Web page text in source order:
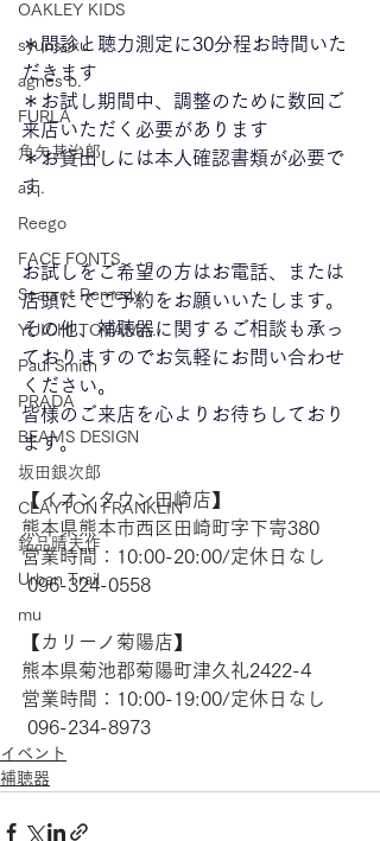
OAKLEY KIDS
syunsoku
agnes b.
FURLA
角矢甚治郎
a.q.
Reego
FACE FONTS
Seacret Remedy
YUICHI TOYAMA.
Paul Smith
PRADA
BEAMS DESIGN
坂田銀次郎
CLAYTON FRANKLIN
銘品晴夫作
Urban Trail
mu
＊問診と聴力測定に30分程お時間いた
だきます
＊お試し期間中、調整のために数回ご
来店いただく必要があります
＊お貸出しには本人確認書類が必要で
す
お試しをご希望の方はお電話、または
店頭にてご予約をお願いいたします。
その他、補聴器に関するご相談も承っ
ておりますのでお気軽にお問い合わせ
ください。
皆様のご来店を心よりお待ちしており
ます。
【​イオンタウン田崎店】
熊本県熊本市西区田崎町字下寄380
営業時間：10:00-20:00/定休日なし
096-324-0558
【​カリーノ菊陽店】
熊本県菊池郡菊陽町津久礼2422-4
営業時間：10:00-19:00/定休日なし
096-234-8973
イベント
補聴器